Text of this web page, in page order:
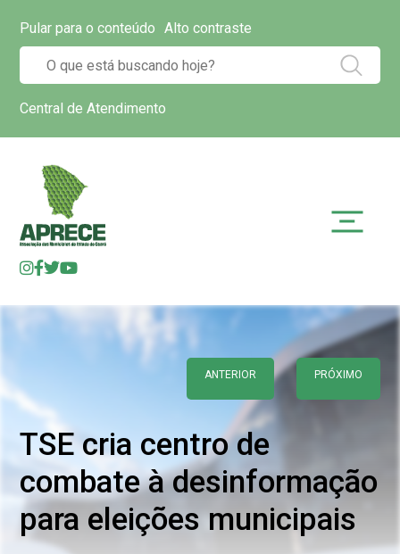
Pular para o conteúdo Alto contraste
Central de Atendimento
ANTERIOR PRÓXIMO
TSE cria centro de
combate à desinformação
para eleições municipais